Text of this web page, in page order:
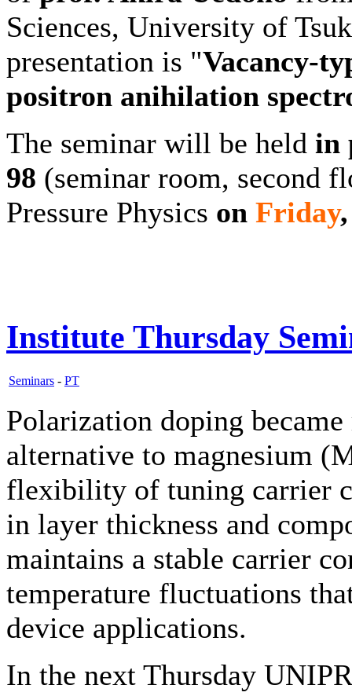
Sciences, University of
presentation is "Vacancy-
positron anihilation
The seminar will be held in
98 (seminar room, second
Pressure Physics on Friday
Institute Thursday
Seminars - PT
Polarization doping
alternative to magnesium
flexibility of tuning carrier
in layer thickness and
maintains a stable carrier
temperature fluctuations
device applications.
In the next Thursday